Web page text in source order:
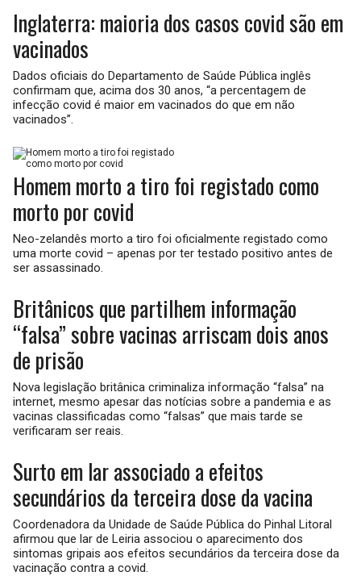
Inglaterra: maioria dos casos covid são em
vacinados
Dados oficiais do Departamento de Saúde Pública inglês
confirmam que, acima dos 30 anos, “a percentagem de
infecção covid é maior em vacinados do que em não
vacinados”.
Homem morto a tiro foi registado como
morto por covid
Neo-zelandês morto a tiro foi oficialmente registado como
uma morte covid – apenas por ter testado positivo antes de
ser assassinado.
Britânicos que partilhem informação
“falsa” sobre vacinas arriscam dois anos
de prisão
Nova legislação britânica criminaliza informação “falsa” na
internet, mesmo apesar das notícias sobre a pandemia e as
vacinas classificadas como “falsas” que mais tarde se
verificaram ser reais.
Surto em lar associado a efeitos
secundários da terceira dose da vacina
Coordenadora da Unidade de Saúde Pública do Pinhal Litoral
afirmou que lar de Leiria associou o aparecimento dos
sintomas gripais aos efeitos secundários da terceira dose da
vacinação contra a covid.